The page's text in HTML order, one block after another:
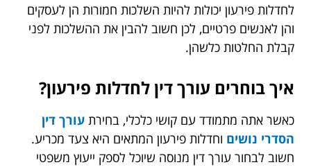
לחדלות פירעון יכולות להיות השלכות חמורות הן לעסקים
והן לאנשים פרטיים, לכן חשוב להבין את ההשלכות לפני
קבלת החלטות כלשהן.
איך בוחרים עורך דין לחדלות פירעון?
כאשר אתה מתמודד עם קושי כלכלי, בחירת עורך דין
הסדרי נושים וחדלות פירעון המתאים היא צעד מכריע.
חשוב לבחור עורך דין מנוסה שיוכל לספק ייעוץ משפטי